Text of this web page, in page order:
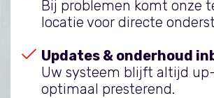
Bij problemen komt onze
locatie voor directe
Updates & onderhoud
Uw systeem blijft altijd
optimaal presterend.